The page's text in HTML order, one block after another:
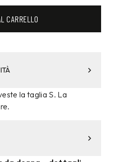
CARRELLO
la taglia S. La